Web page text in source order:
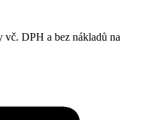
DPH a bez nákladů na